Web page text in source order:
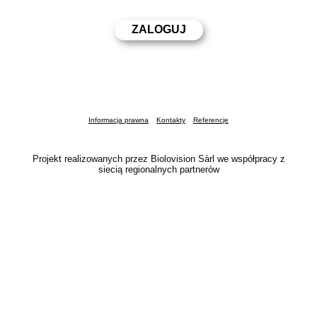
Informacja prawna Kontakty Referencje
Projekt realizowanych przez Biolovision Sàrl we współpracy z
siecią regionalnych partnerów